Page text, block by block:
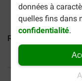
données à
quelles fins dans
confidentialité.
Royal Canin Adult
40% moins cher